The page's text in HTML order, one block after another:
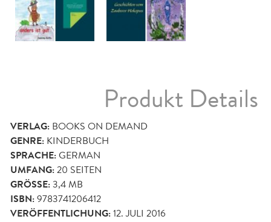
Produkt Details
VERLAG: BOOKS ON DEMAND
GENRE: KINDERBUCH
SPRACHE:GERMAN
UMFANG:20 SEITEN
GRÖSSE: 3,4 MB
ISBN:9783741206412
VERÖFFENTLICHUNG:12. JULI 2016